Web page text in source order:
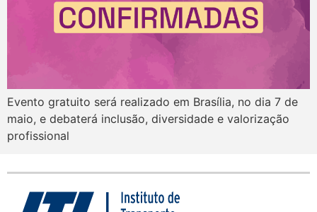
Evento gratuito será realizado em Brasília, no dia 7 de
maio, e debaterá inclusão, diversidade e valorização
profissional